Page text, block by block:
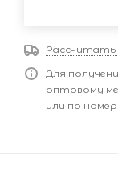
Рассчитать
Для
оптовому
или по